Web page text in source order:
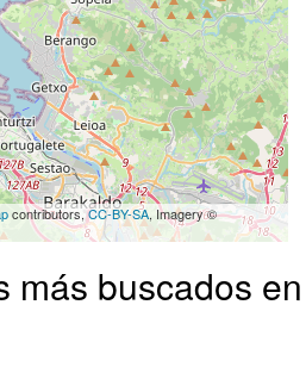
contributors,CC-BY-SA, Imagery ©
más buscados en